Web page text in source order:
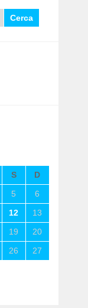
S
D
5
6
12
13
19
20
26
27